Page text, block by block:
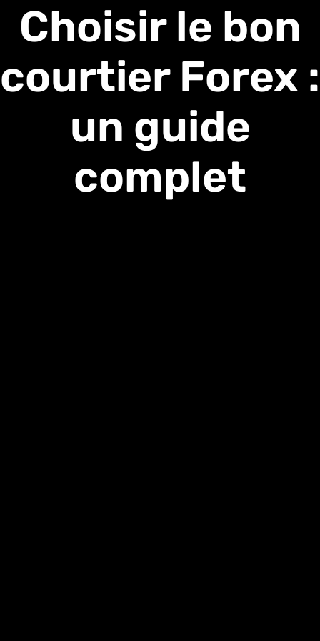
Choisir le bon
courtier Forex :
un guide
complet